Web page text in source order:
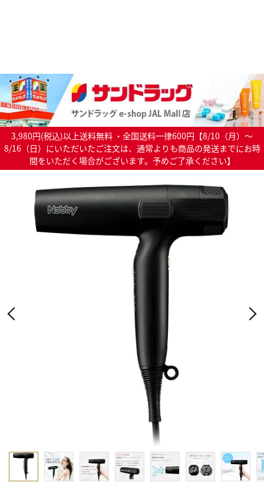
3,980円(税込)以上送料無料 ・全国送料一律600円【8/10（月）～
8/16（日）にいただいたご注文は、通常よりも商品の発送までにお時
間をいただく場合がございます。予めご了承ください】